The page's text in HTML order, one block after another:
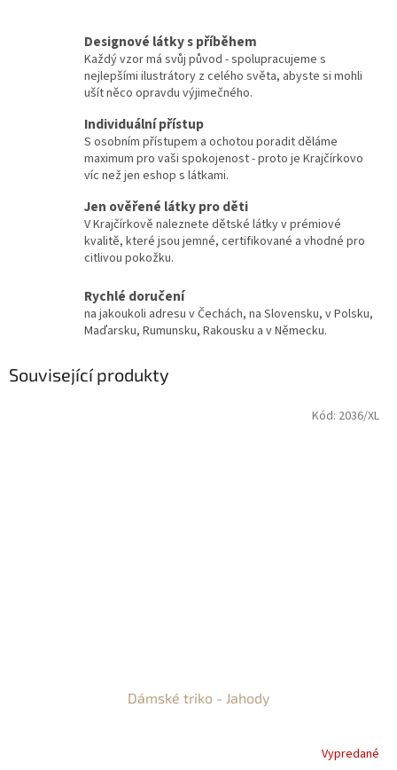
Designové látky s příběhem
Každý vzor má svůj původ - spolupracujeme s
nejlepšími ilustrátory z celého světa, abyste si mohli
ušít něco opravdu výjimečného.
Individuální přístup
S osobním přístupem a ochotou poradit děláme
maximum pro vaši spokojenost - proto je Krajčírkovo
víc než jen eshop s látkami.
Jen ověřené látky pro děti
V Krajčírkově naleznete dětské látky v prémiové
kvalitě, které jsou jemné, certifikované a vhodné pro
citlivou pokožku.
Rychlé doručení
na jakoukoli adresu v Čechách, na Slovensku, v Polsku,
Maďarsku, Rumunsku, Rakousku a v Německu.
Související produkty
Dámské triko - Jahody
Vypredané
Kód: 2036/XL